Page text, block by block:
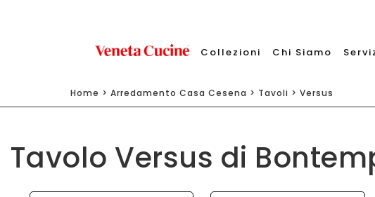
Collezioni Chi Siamo
Home > Arredamento Casa Cesena > Tavoli > Versus
Tavolo Versus di